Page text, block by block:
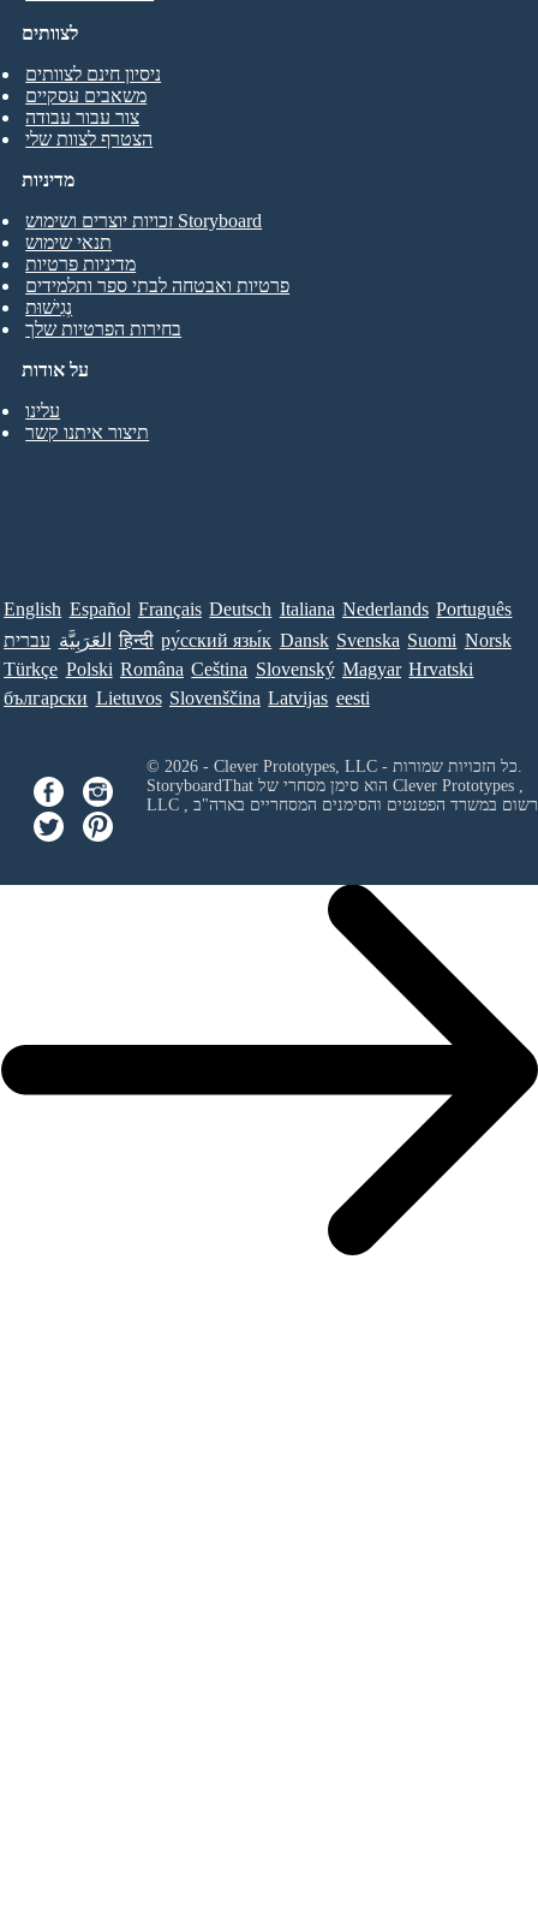
לצוותים
ניסיון חינם לצוותים
משאבים עסקיים
צור עבור עבודה
הצטרף לצוות שלי
על אודות
עלינו
תיצור איתנו קשר
מדיניות
זכויות יוצרים ושימוש Storyboard
תנאי שימוש
מדיניות פרטיות
פרטיות ואבטחה לבתי ספר ותלמידים
נְגִישׁוּת
בחירות הפרטיות שלך
English Español Français Deutsch Italiana Nederlands Português
עברית العَرَبِيَّة हिन्दी ру́сский язы́к Dansk Svenska Suomi Norsk
Türkçe Polski Româna Ceština Slovenský Magyar Hrvatski
български Lietuvos Slovenščina Latvijas eesti
Clever Prototypes ,
LLC
ורשום במשרד הפטנטים והסימנים המסחריים בארה"ב